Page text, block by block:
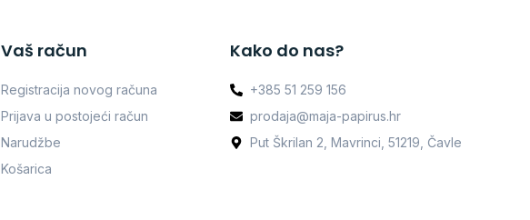
Vaš račun
Registracija novog računa
Prijava u postojeći račun
Narudžbe
Košarica
Kako do nas?
+385 51 259 156
prodaja@maja-papirus.hr
Put Škrilan 2, Mavrinci, 51219, Čavle